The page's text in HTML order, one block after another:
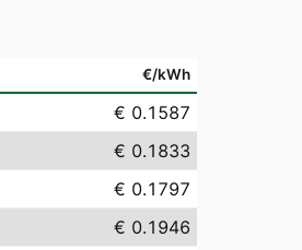
€/kWh
€ 0.1587
€ 0.1833
€ 0.1797
€ 0.1946